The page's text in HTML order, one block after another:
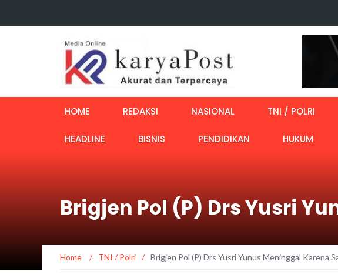
HOME REDAKSI NASIONAL TNI / POLRI
HEADLINE BISNIS PENDIDIKAN HUKUM
Brigjen Pol (P) Drs Yusri
Home / TNI / Polri / Brigjen Pol (P) Drs Yusri Yunus Meninggal Karena